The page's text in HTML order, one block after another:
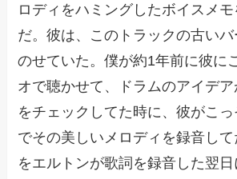
ロディをハミングしたボイスメ
だ。彼は、このトラックの古い
のせていた。僕が約1年前に彼に
オで聴かせて、ドラムのアイデ
をチェックしてた時に、彼がこ
でその美しいメロディを録音し
をエルトンが歌詞を録音した翌